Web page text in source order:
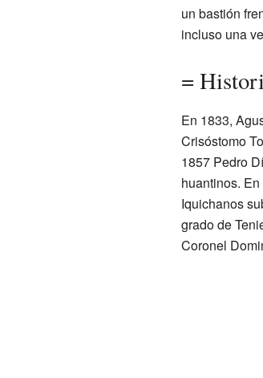
un bastión
incluso una
=
En 1833,
Crisóstomo
1857 Pedro
huantinos.
Iquichanos
grado de
Coronel